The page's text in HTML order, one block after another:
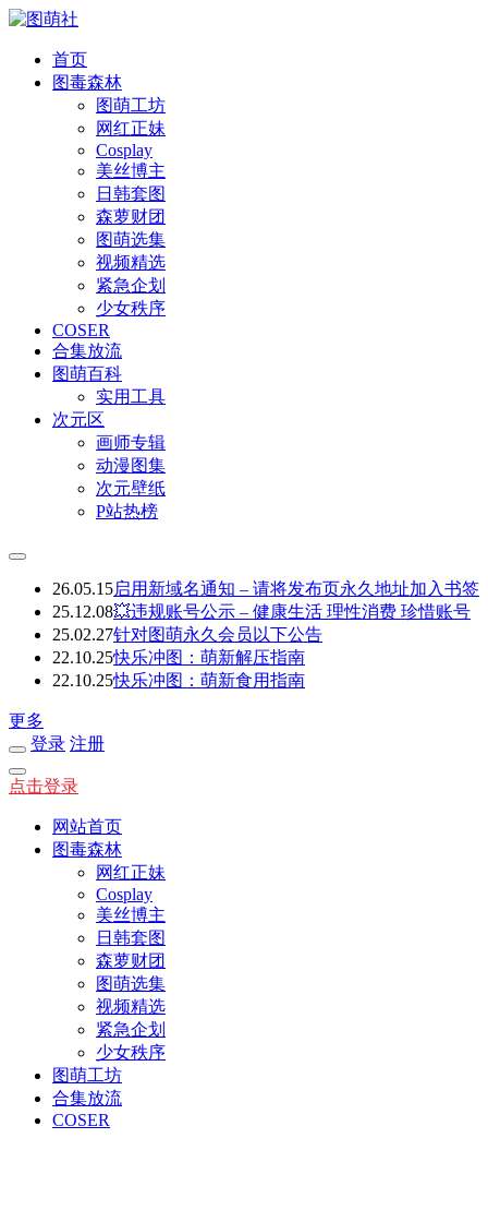
首页
图毒森林
图萌工坊
网红正妹
Cosplay
美丝博主
日韩套图
森萝财团
图萌选集
视频精选
紧急企划
少女秩序
COSER
合集放流
图萌百科
实用工具
次元区
画师专辑
动漫图集
次元壁纸
P站热榜
26.05.15启用新域名通知 – 请将发布页永久地址加入书签
25.12.08💥违规账号公示 – 健康生活 理性消费 珍惜账号
25.02.27针对图萌永久会员以下公告
22.10.25快乐冲图：萌新解压指南
22.10.25快乐冲图：萌新食用指南
更多
登录 注册
点击登录
网站首页
图毒森林
网红正妹
Cosplay
美丝博主
日韩套图
森萝财团
图萌选集
视频精选
紧急企划
少女秩序
图萌工坊
合集放流
COSER